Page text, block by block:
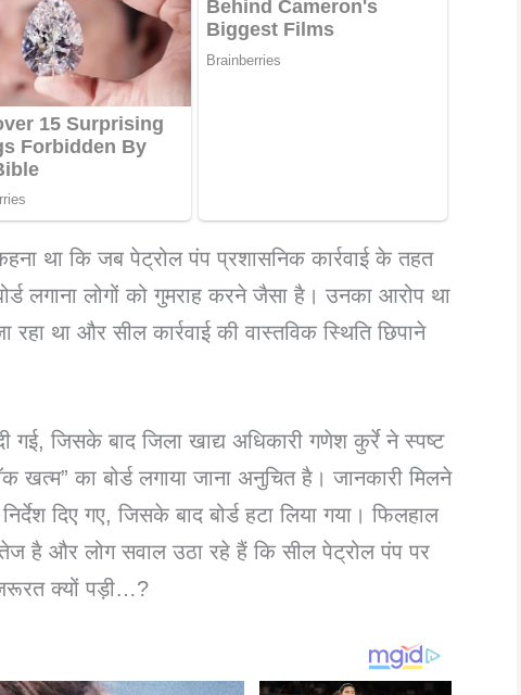
था कि जब पेट्रोल पंप प्रशासनिक कार्रवाई के तहत
लगाना लोगों को गुमराह करने जैसा है। उनका आरोप था
था और सील कार्रवाई की वास्तविक स्थिति छिपाने
गई, जिसके बाद जिला खाद्य अधिकारी गणेश कुर्रे ने स्पष्ट
खत्म” का बोर्ड लगाया जाना अनुचित है। जानकारी मिलने
दिए गए, जिसके बाद बोर्ड हटा लिया गया। फिलहाल
है और लोग सवाल उठा रहे हैं कि सील पेट्रोल पंप पर
क्यों पड़ी…?